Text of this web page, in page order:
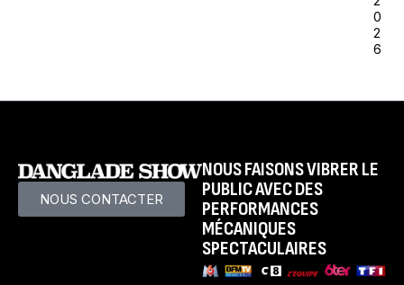
0
2
6
NOUS CONTACTER
NOUS FAISONS VIBRER LE
PUBLIC AVEC DES
PERFORMANCES
MÉCANIQUES
SPECTACULAIRES